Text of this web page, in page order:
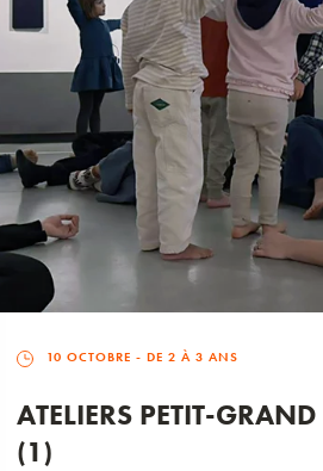
10 OCTOBRE - DE 2 À 3 ANS
ATELIERS PETIT-
(1)